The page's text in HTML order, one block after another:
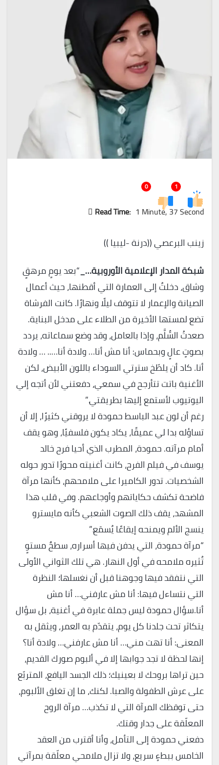
1
0
Read Time: 1 Minute, 37 Second
زينب البرعصي ((درنة -ليبيا ))
شبكة المدار الإعلامية الأوروبية…_“بعد يومٍ مرهقٍ
وشاق، دخلتُ إلى العمارة التي أقطنها، حيث أعمال
الصيانة والإعمار لا تتوقف ليلًا ونهارًا. كانت الفرشاة
تضع لمستها الأخيرة من الطلاء على مدخل البناية.
صعدتُ السُّلَّم، وإذا بالعامل، وقد وضع سماعاته، يردد
بصوتٍ عالٍ وبحماس: أنا مش أنا… ولادة أنا….. … ولادة
أنا. كاد أن يلطّخ سترتي السوداء باللون الأبيض، لكن
الأغنية باتت تتأرجح في سمعي، دفعتني لأن أتجه إلي
اليوتيوب لأستمع إليها بطريقتي.”
رغم أن لون عبد الباسط حمودة لا يروقني كثيرًا، إلا أن
تساؤله بدا لي عميقًا، يكاد يكون فلسفيًا، وهو يقف
أمام مرآته. حمودة، المطرب الذي أحيا فرح خالد
يوسف في فيلم الفرح، كانت أغنيته محورًا تدور حوله
الشخصيات. تدور الكاميرا على ملامحهم، كأنها مرآة
فاضحة تكشف حكاياتهم وأوجاعهم. وفي قلب هذا
المشهد، يقف ذلك الصوت الشعبي كأنه مايسترو
ينسج الألم ويمنحه إيقاعًا يُسمَع.”
“مرآة حمودة، التي يدفن فيها أسراره، سطحٌ مستوٍ
تُثيره ملامحه في أول النهار. هي تلك الثواني الأولى
التي نتفقد فيها وجوهنا قبل أن نغسلها؛ النظرة
التي نتساءل فيها: أنا مش عارفني… أنا مش
أنا.سؤال حمودة ليس جملة عابرة في أغنية، بل سؤال
يتكاثر تحت جلدنا كل يوم، يتقدّم به العمر، ويثقل به
المعنى: أنا تهت مني… أنا مش عارفني… ولادة أنا؟
إنها لحظة لا تجد جوابها إلا في ألبوم صورك القديم،
حين تراها بروحك لا بعينيك؛ ذلك الجسد اليافع، المتربّع
على عرش الطفولة والصبا. لكنك، ما إن تغلق الألبوم،
حتى توقظك المرآة التي لا تكذب… مرآة الروح
المعلّقة على جدار وقتك.
دفعني حمودة إلى التأمل، وأنا أقترب من العقد
الخامس ببطءٍ سريع، ولا تزال ملامحي معلّقة بمرآتي